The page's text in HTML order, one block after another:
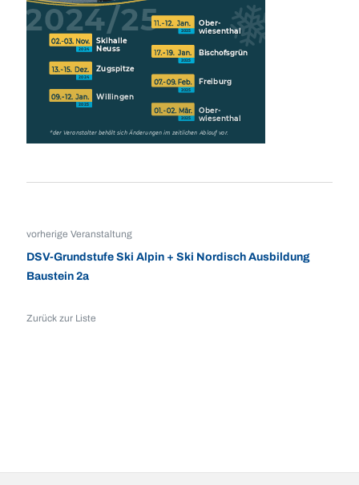
vorherige Veranstaltung
DSV-Grundstufe Ski Alpin + Ski Nordisch Ausbildung
Baustein 2a
Zurück zur Liste